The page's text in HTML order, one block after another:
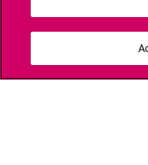
Médias sociaux UNIGE